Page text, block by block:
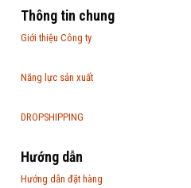
Thông tin chung
Giới thiệu Công ty
Năng lực sản xuất
DROPSHIPPING
Hướng dẫn
Hướng dẫn đặt hàng